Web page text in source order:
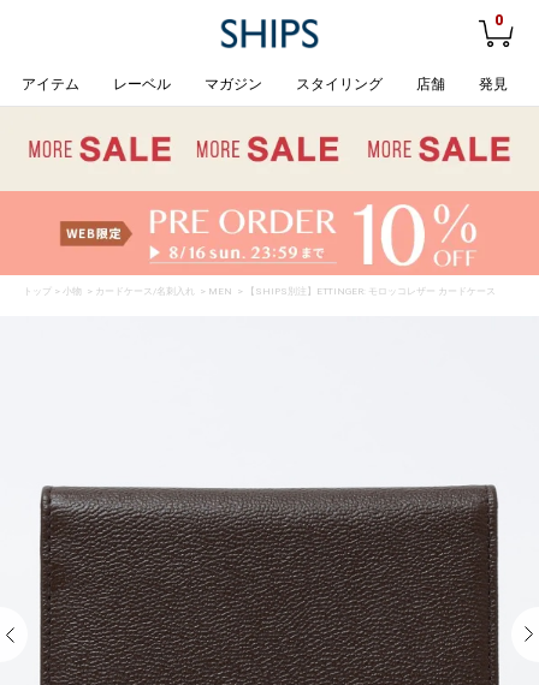
0
アイテム レーベル マガジン スタイリング 店舗 発見
トップ > 小物 > カードケース/名刺入れ > MEN > 【SHIPS別注】ETTINGER: モロッコレザー カードケース